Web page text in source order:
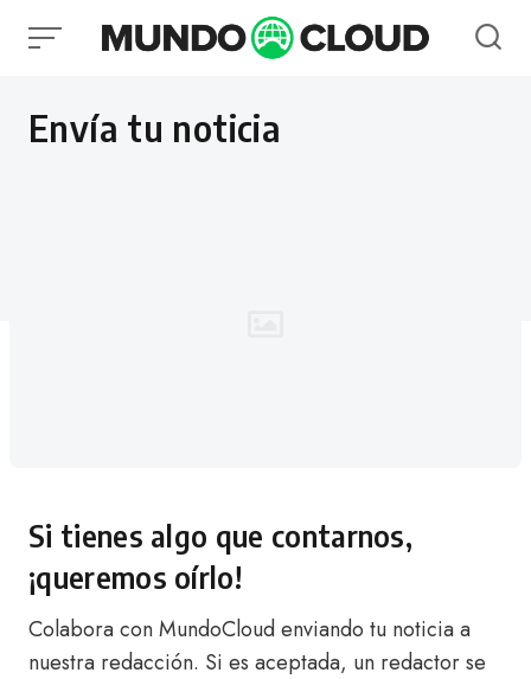
Envía tu noticia
Si tienes algo que contarnos,
¡queremos oírlo!
Colabora con MundoCloud enviando tu noticia a
nuestra redacción. Si es aceptada, un redactor se